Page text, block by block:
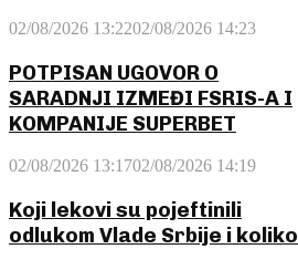
02/08/2026 13:2202/08/2026 14:23
POTPISAN UGOVOR O
SARADNJI IZMEĐI FSRIS-A I
KOMPANIJE SUPERBET
02/08/2026 13:1702/08/2026 14:19
Koji lekovi su pojeftinili
odlukom Vlade Srbije i koliko